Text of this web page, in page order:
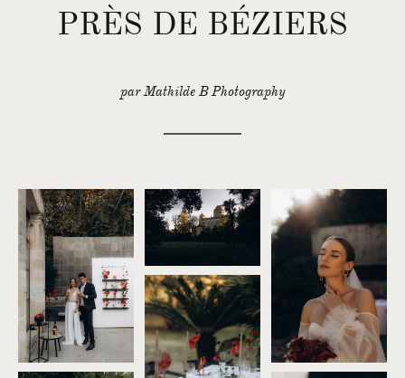
PRÈS DE BÉZIERS
par Mathilde B Photography